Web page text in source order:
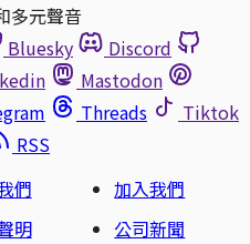
多元聲音
Bluesky
Discord
Mastodon
Threads
Tiktok
RSS
們
加入我們
明
公司新聞